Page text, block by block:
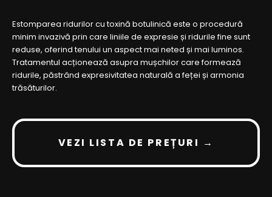
Estomparea ridurilor cu toxină botulinică este o procedură
minim invazivă prin care liniile de expresie și ridurile fine sunt
reduse, oferind tenului un aspect mai neted și mai luminos.
Tratamentul acționează asupra mușchilor care formează
ridurile, păstrând expresivitatea naturală a feței și armonia
trăsăturilor.
VEZI LISTA DE PREȚURI →